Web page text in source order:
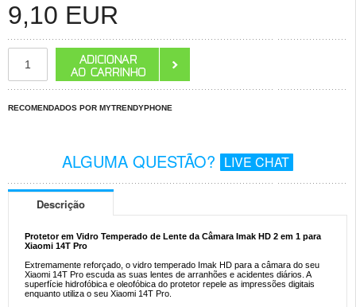
9,10 EUR
RECOMENDADOS POR MYTRENDYPHONE
ALGUMA QUESTÃO? LIVE CHAT
Descrição
Protetor em Vidro Temperado de Lente da Câmara Imak HD 2 em 1 para
Xiaomi 14T Pro
Extremamente reforçado, o vidro temperado Imak HD para a câmara do seu
Xiaomi 14T Pro escuda as suas lentes de arranhões e acidentes diários. A
superfície hidrofóbica e oleofóbica do protetor repele as impressões digitais
enquanto utiliza o seu Xiaomi 14T Pro.